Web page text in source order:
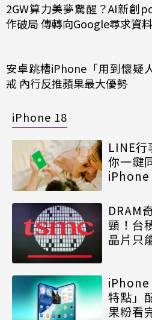
2GW算力美夢驚醒？AI新創
作破局 傳轉向Google尋求資
安卓跳槽iPhone「用到懷疑
戒 內行反推蘋果最大優勢
iPhone 18
LINE行
你一鍵
DRAM
頸！台
晶片只
iPhone
特點」
果粉看